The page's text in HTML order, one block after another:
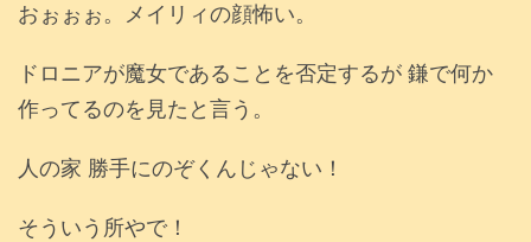
おぉぉぉ。メイリィの顔怖い。
ドロニアが魔女であることを否定するが 鎌で何か
作ってるのを見たと言う。
人の家 勝手にのぞくんじゃない！
そういう所やで！